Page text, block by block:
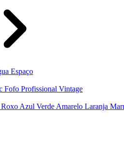
Espaço
Fofo Profissional Vintage
Roxo Azul Verde Amarelo Laranja